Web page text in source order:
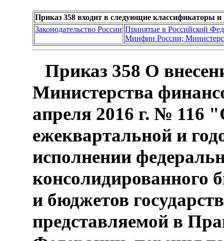
Приказ 358 входит в следующие классификаторы и
Законодательство России Принятые в Российской
Минфин России;
Приказ 358 О
Министерства
апреля 2016 г. № 116
ежеквартальной и
исполнении
консолидированного
и бюджетов
представляемой в